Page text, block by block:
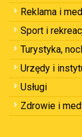
Reklama i
Sport i
Turystyka,
Urzędy i
Usługi
Zdrowie i